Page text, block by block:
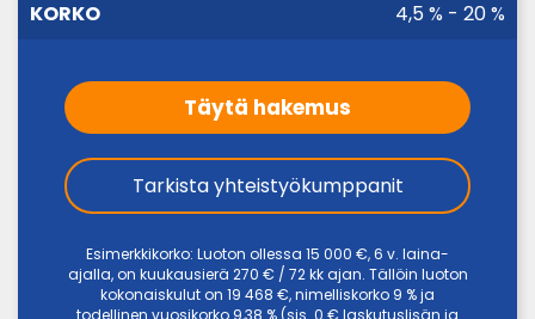
4,5 % - 20 %
Täytä hakemus
Tarkista yhteistyökumppanit
Esimerkkikorko: Luoton ollessa 15 000 €, 6 v. laina-
ajalla, on kuukausierä 270 € / 72 kk ajan. Tällöin luoton
kokonaiskulut on 19 468 €, nimelliskorko 9 % ja
todellinen vuosikorko 9,38 % (sis. 0 € laskutuslisän ja